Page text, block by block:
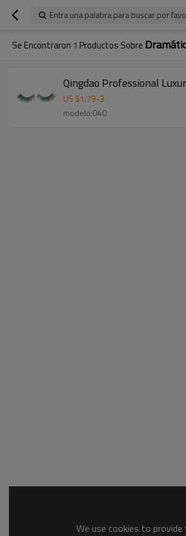
Entra una palabra para buscar por
Se Encontraron 1 Productos Sobre
Qingdao Professional
US $1.79-3
modelo:040
We use cookies to